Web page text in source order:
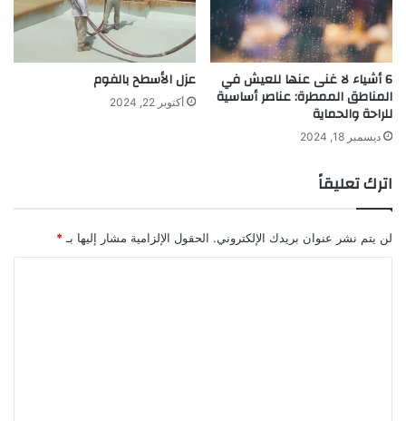
6 أشياء لا غنى عنها للعيش في
المناطق الممطرة: عناصر أساسية
للراحة والحماية
ديسمبر 18, 2024
عزل الأسطح بالفوم
أكتوبر 22, 2024
اترك تعليقاً
لن يتم نشر عنوان بريدك الإلكتروني. الحقول الإلزامية مشار إليها بـ *